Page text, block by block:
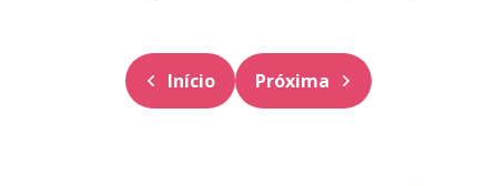
Início Próxima